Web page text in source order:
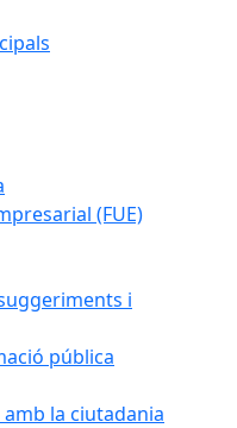
(FUE)
i
pública
la ciutadania